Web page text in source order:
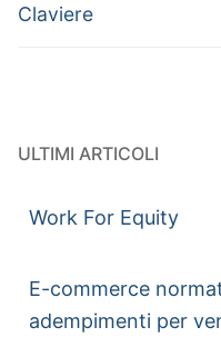
Claviere
ULTIMI ARTICOLI
Work For Equity
E-commerce
adempimenti per